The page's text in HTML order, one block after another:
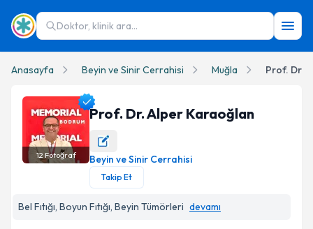
Doktor, klinik ara...
Anasayfa Beyin ve Sinir Cerrahisi Muğla Prof. Dr.
Prof. Dr. Alper Karaoğlan Profil Fotoğrafı
12 Fotoğraf
Prof. Dr. Alper Karaoğlan
Beyin ve Sinir Cerrahisi
Takip Et
Bel Fıtığı, Boyun Fıtığı, Beyin Tümörleri devamı